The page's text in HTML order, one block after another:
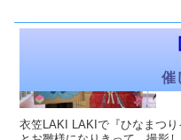
催
衣笠LAKI LAKIで『ひなまつ